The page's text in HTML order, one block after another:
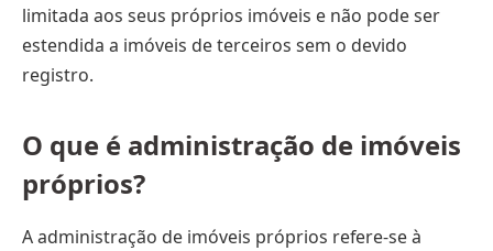
limitada aos seus próprios imóveis e não pode ser
estendida a imóveis de terceiros sem o devido
registro.
O que é administração de imóveis
próprios?
A administração de imóveis próprios refere-se à